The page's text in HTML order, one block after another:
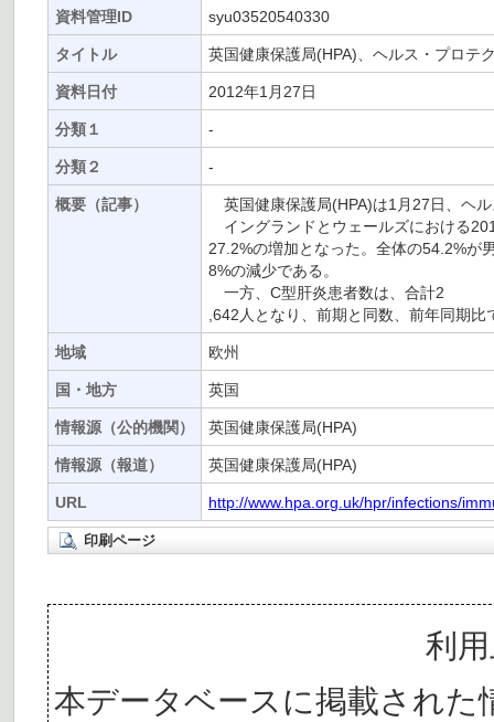
資料管理ID syu03520540330
タイトル 英国健康保護局(HPA)、ヘルス・プロテ
資料日付 2012年1月27日
分類１ -
分類２ -
概要（記事）
英国健康保護局(HPA)は1月27日、ヘ
イングランドとウェールズにおける
27.2%の増加となった。全体の54.2%が
8%の減少である。
一方、C型肝炎患者数は、合計2
,642人となり、前期と同数、前年同期
地域 欧州
国・地方 英国
情報源（公的機関） 英国健康保護局(HPA)
情報源（報道） 英国健康保護局(HPA)
URL http://www.hpa.org.uk/hpr/infections/
印刷ページ
利
本データベースに掲載された